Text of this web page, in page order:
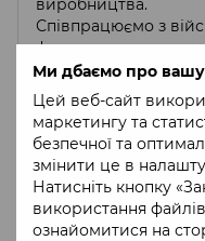
Ми дбаємо про вашу
Цей веб-сайт
маркетингу та
безпечної та
змінити це в
Натисніть кнопку
використання
ознайомитися на
виробництва.
Співпрацюємо з
фондами,
волонтерами,
Для оптової
• Телефон:+380 (99)
• Email:
Заміри